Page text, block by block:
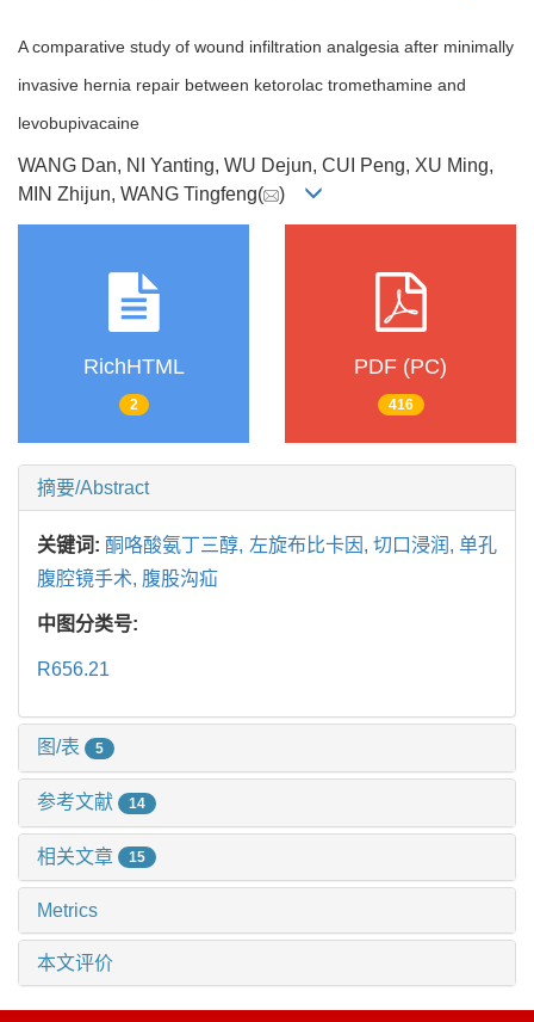
A comparative study of wound infiltration analgesia after minimally
invasive hernia repair between ketorolac tromethamine and
levobupivacaine
WANG Dan, NI Yanting, WU Dejun, CUI Peng, XU Ming,
MIN Zhijun, WANG Tingfeng(
)
RichHTML
2
PDF (PC)
416
摘要/Abstract
关键词: 酮咯酸氨丁三醇, 左旋布比卡因, 切口浸润, 单孔
腹腔镜手术, 腹股沟疝
中图分类号:
R656.21
图/表 5
参考文献 14
相关文章 15
Metrics
本文评价